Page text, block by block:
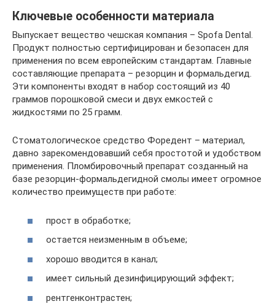
Ключевые особенности материала
Выпускает вещество чешская компания – Spofa Dental.
Продукт полностью сертифицирован и безопасен для
применения по всем европейским стандартам. Главные
составляющие препарата – резорцин и формальдегид.
Эти компоненты входят в набор состоящий из 40
граммов порошковой смеси и двух емкостей с
жидкостями по 25 грамм.
Стоматологическое средство Форедент – материал,
давно зарекомендовавший себя простотой и удобством
применения. Пломбировочный препарат созданный на
базе резорцин-формальдегидной смолы имеет огромное
количество преимуществ при работе:
прост в обработке;
остается неизменным в объеме;
хорошо вводится в канал;
имеет сильный дезинфицирующий эффект;
рентгенконтрастен;